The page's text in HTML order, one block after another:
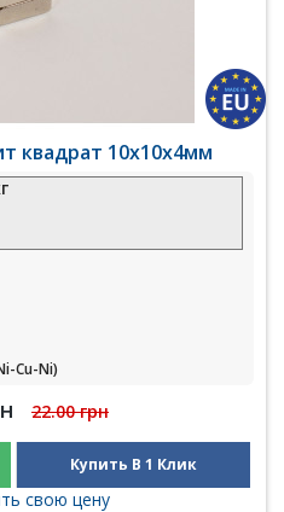
квадрат 10х10х4мм
Cu-Ni)
22.00 грн
Купить В 1 Клик
свою цену